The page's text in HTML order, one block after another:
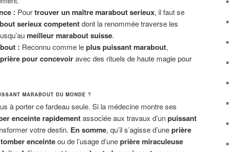
: Pourtrouver un maître marabout serieux, il faut se
serieux competentdont la renommée traverse les
meilleur marabout suisse.
: Reconnu comme leplus puissant marabout,
prière pour concevoiravec des rituels de haute magie pour
MARABOUT DU MONDE ?
à porter ce fardeau seule. Si la médecine montre ses
enceinte rapidementassociée aux travaux d’unpuissant
votre destin. En somme, qu’il s’agisse d’uneprière
enceinteou de l’usage d’uneprière miraculeuse